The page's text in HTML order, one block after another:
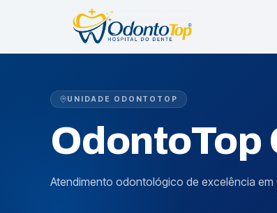
UNIDADE ODONTOTOP
OdontoTop
Atendimento odontológico de excelência em